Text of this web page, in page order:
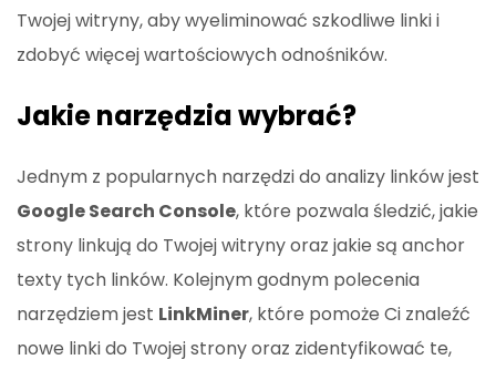
Twojej witryny, aby wyeliminować szkodliwe linki i
zdobyć więcej wartościowych odnośników.
Jakie narzędzia wybrać?
Jednym z popularnych narzędzi do analizy linków jest
Google Search Console, które pozwala śledzić, jakie
strony linkują do Twojej witryny oraz jakie są anchor
texty tych linków. Kolejnym godnym polecenia
narzędziem jest LinkMiner, które pomoże Ci znaleźć
nowe linki do Twojej strony oraz zidentyfikować te,